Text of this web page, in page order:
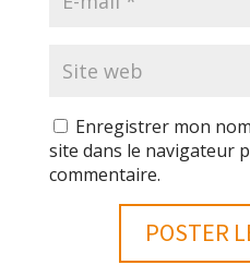
Enregistrer mon
site dans le navigateur
commentaire.